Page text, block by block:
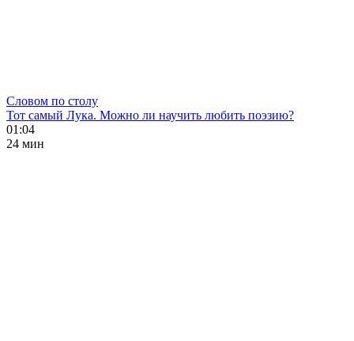
Словом по столу
Тот самый Лука. Можно ли научить любить поэзию?
01:04
24 мин